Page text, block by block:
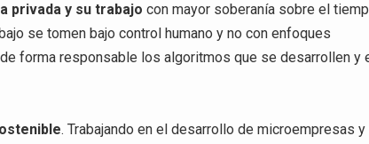
privada y su trabajocon mayor soberanía sobre el
se tomen bajo control humano y no con enfoques
forma responsable los algoritmos que se desarrollen y
. Trabajando en el desarrollo de microempresas y